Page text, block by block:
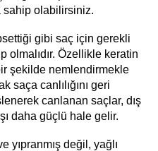
sahip olabilirsiniz.
gibi saç için gerekli
olmalıdır. Özellikle keratin
şekilde nemlendirmekle
saça canlılığını geri
canlanan saçlar, dış
daha güçlü hale gelir.
yıpranmış değil, yağlı